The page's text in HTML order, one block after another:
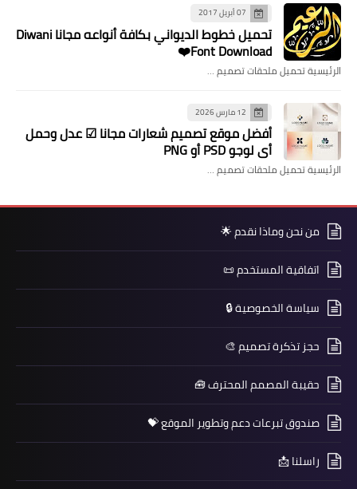
07 أبريل 2017
تحميل خطوط الديواني بكافة أنواعه مجانا Diwani
Font Download❤️
الرئيسية تحميل ملحقات تصميم …
12 مارس 2026
​أفضل موقع تصميم شعارات مجانا ☑ عدل وحمل
أي لوجو PSD أو PNG
الرئيسية تحميل ملحقات تصميم …
من نحن وماذا نقدم 🌟
اتفاقية المستخدم 📜
سياسة الخصوصية 🔒
حجز تذكرة تصميم 🎨
حقيبة المصمم المحترف 🧰
صندوق تبرعات دعم وتطوير الموقع 💝
راسلنا 📩